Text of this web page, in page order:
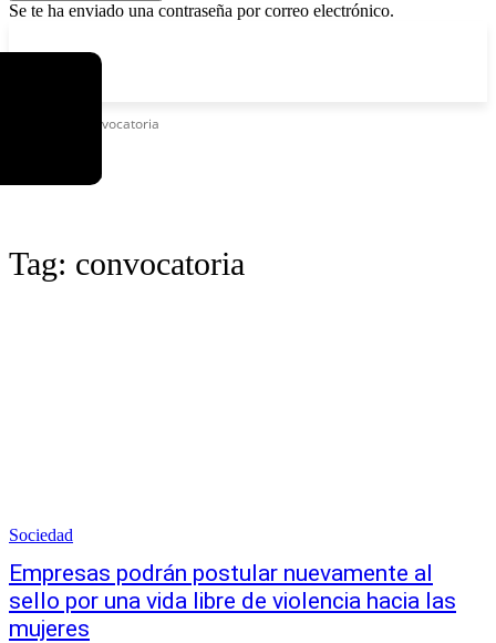
Se te ha enviado una contraseña por correo electrónico.
Convocatoria
Tag: convocatoria
Sociedad
Empresas podrán postular nuevamente al
sello por una vida libre de violencia hacia las
mujeres